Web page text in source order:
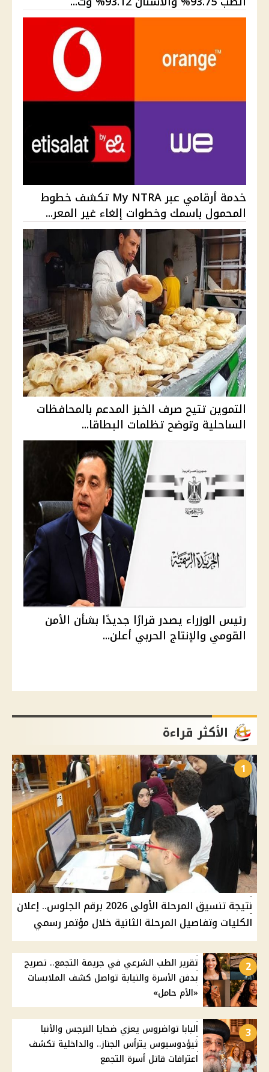
خدمة أرقامي عبر My NTRA تكشف خطوط
المحمول باسمك وخطوات إلغاء غير المعر...
التموين تتيح صرف الخبز المدعم بالمحافظات
الساحلية وتوضح تظلمات البطاقا...
رئيس الوزراء يصدر قرارًا جديدًا بشأن الأمن
القومي والإنتاج الحربي أعلن...
الأكثر قراءة
1
نتيجة تنسيق المرحلة الأولى 2026 برقم الجلوس.. إعلان
الكليات وتفاصيل المرحلة الثانية خلال مؤتمر رسمي
2
تقرير الطب الشرعي في جريمة التجمع.. تصريح
بدفن الأسرة والنيابة تواصل كشف الملابسات
«الأم حامل»
3
البابا تواضروس يعزي ضحايا النرجس والأنبا
ثيؤدوسيوس يترأس الجناز.. والداخلية تكشف
اعترافات قاتل أسرة التجمع